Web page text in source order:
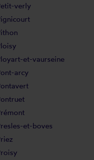
verly
et-vaurseine
arcy
et-boves